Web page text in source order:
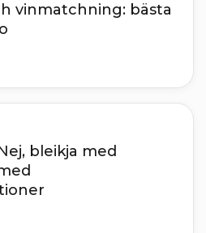
vinmatchning: bästa
bleikja med